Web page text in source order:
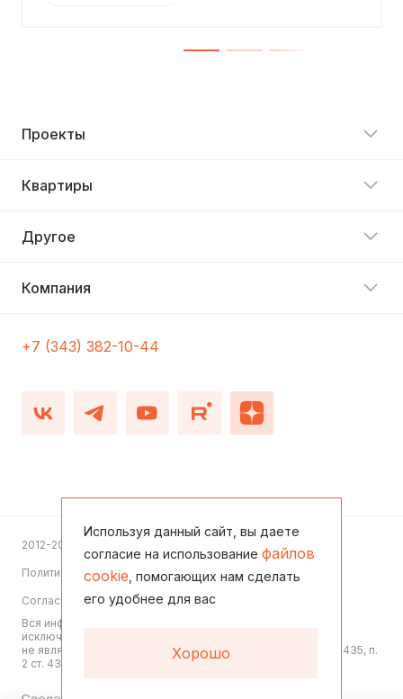
Используя данный сайт, вы даете
согласие на использование файлов
cookie , помогающих нам сделать
его удобнее для вас
Хорошо
Проекты
Квартиры
Другое
Компания
+7 (343) 382-10-44
2012-2026
Политика конфиденциальности
Согласие на обработку персональных данных
Вся информация, представленная на данном сайте, носит
исключительно информационный характер,
не является офертой или публичной офертой согласно ст. 435, п.
2 ст. 437 ГК РФ